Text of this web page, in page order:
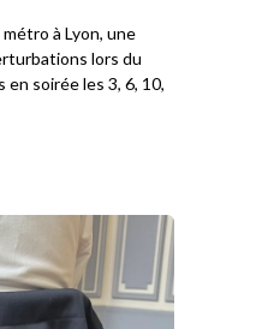
à Lyon, une
lors du
en soirée les 3, 6, 10,